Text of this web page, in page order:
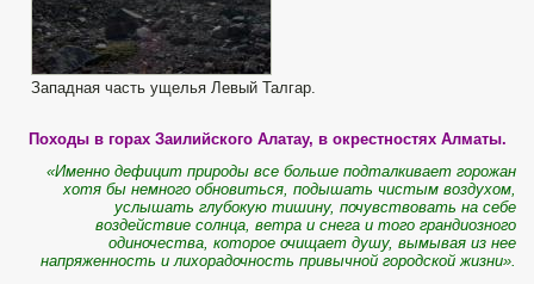
Западная часть ущелья Левый Талгар.
Походы в горах Заилийского Алатау, в окрестностях Алматы.
«Именно дефицит природы все больше подталкивает горожан
хотя бы немного обновиться, подышать чистым воздухом,
услышать глубокую тишину, почувствовать на себе
воздействие солнца, ветра и снега и того грандиозного
одиночества, которое очищает душу, вымывая из нее
напряженность и лихорадочность привычной городской жизни».